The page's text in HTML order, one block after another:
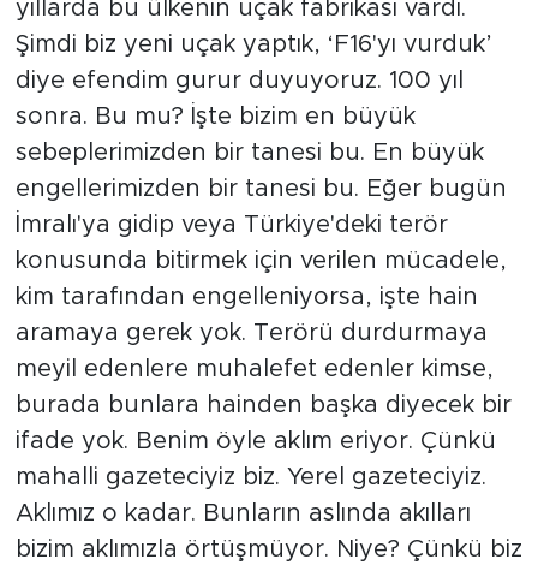
yıllarda bu ülkenin uçak fabrikası vardı.
Şimdi biz yeni uçak yaptık, ‘F16'yı vurduk’
diye efendim gurur duyuyoruz. 100 yıl
sonra. Bu mu? İşte bizim en büyük
sebeplerimizden bir tanesi bu. En büyük
engellerimizden bir tanesi bu. Eğer bugün
İmralı'ya gidip veya Türkiye'deki terör
konusunda bitirmek için verilen mücadele,
kim tarafından engelleniyorsa, işte hain
aramaya gerek yok. Terörü durdurmaya
meyil edenlere muhalefet edenler kimse,
burada bunlara hainden başka diyecek bir
ifade yok. Benim öyle aklım eriyor. Çünkü
mahalli gazeteciyiz biz. Yerel gazeteciyiz.
Aklımız o kadar. Bunların aslında akılları
bizim aklımızla örtüşmüyor. Niye? Çünkü biz